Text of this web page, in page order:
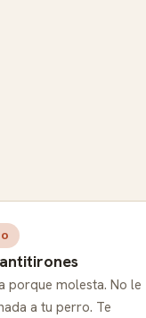
porque molesta. No le
a tu perro. Te